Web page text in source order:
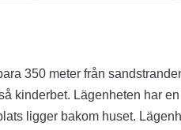
350 meter från
kinderbet. Lägenheten har
ligger bakom huset.